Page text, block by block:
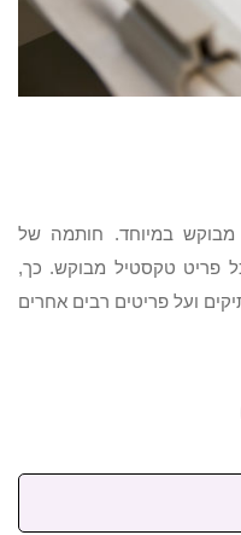
מבוקש במיוחד. חותמה של
פריט טקסטיל מבוקש. כך,
ועל פריטים רבים אחרים